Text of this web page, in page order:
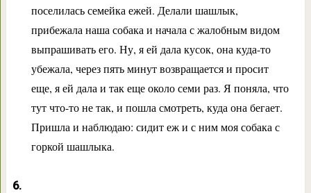
поселилась семейка ежей. Делали шашлык,
прибежала наша собака и начала с жалобным видом
выпрашивать его. Ну, я ей дала кусок, она куда-то
убежала, через пять минут возвращается и просит
еще, я ей дала и так еще около семи раз. Я поняла, что
тут что-то не так, и пошла смотреть, куда она бегает.
Пришла и наблюдаю: сидит еж и с ним моя собака с
горкой шашлыка.
6.